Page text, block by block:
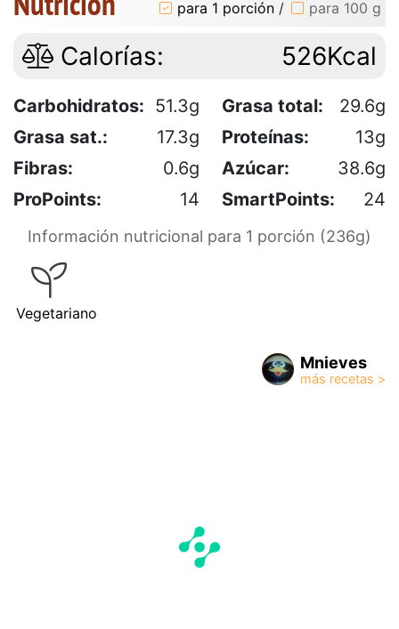
para 1 porción / para 100 g
Calorías: 526Kcal
Carbohidratos: 51.3g Grasa total:
29.6g
Grasa sat.:
17.3g Proteínas:
13g
Fibras:
0.6g Azúcar:
38.6g
ProPoints:
14 SmartPoints: 24
Información nutricional para 1 porción (236g)
Vegetariano
Mnieves